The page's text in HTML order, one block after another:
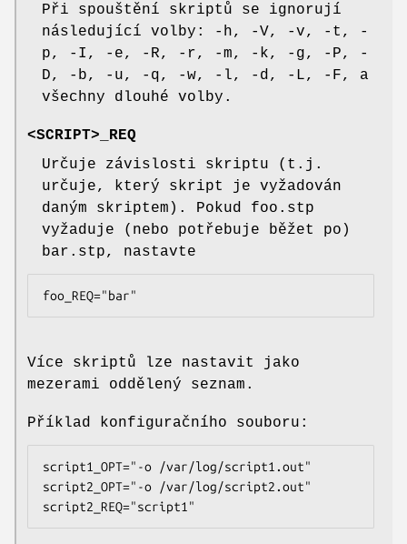
Při spouštění skriptů se ignorují
následující volby: -h, -V, -v, -t, -
p, -I, -e, -R, -r, -m, -k, -g, -P, -
D, -b, -u, -q, -w, -l, -d, -L, -F, a
všechny dlouhé volby.
<SCRIPT>_REQ
Určuje závislosti skriptu (t.j.
určuje, který skript je vyžadován
daným skriptem). Pokud foo.stp
vyžaduje (nebo potřebuje běžet po)
bar.stp, nastavte
foo_REQ="bar"
Více skriptů lze nastavit jako
mezerami oddělený seznam.
Příklad konfiguračního souboru:
script1_OPT="-o /var/log/script1.out"
script2_OPT="-o /var/log/script2.out"
script2_REQ="script1"